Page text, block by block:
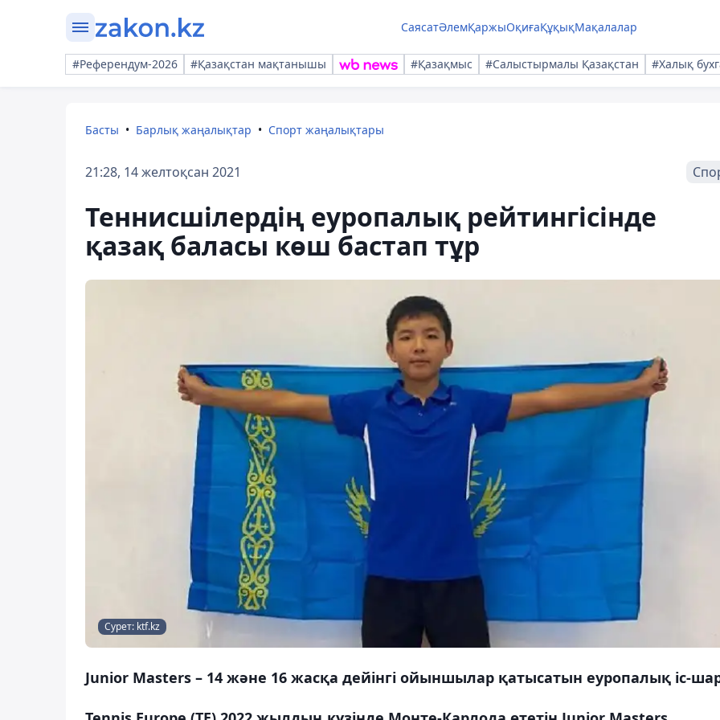
СаясатӘлемҚаржыОқиғаҚұқықМақалалар
#Референдум-2026 #Қазақстан мақтанышы #Қазақмыс #Салыстырмалы Қазақстан #Халық
Басты Барлық жаңалықтар Спорт жаңалықтары
21:28, 14 желтоқсан 2021
Теннисшілердің еуропалық рейтингісінде
қазақ баласы көш бастап тұр
Сурет: ktf.kz
Junior Masters – 14 және 16 жасқа дейінгі ойыншылар қатысатын еуропалық іс-